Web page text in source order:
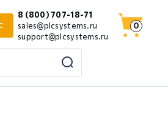
8 (800) 707-18-71
sales@plcsystems.ru
support@plcsystems.ru
0